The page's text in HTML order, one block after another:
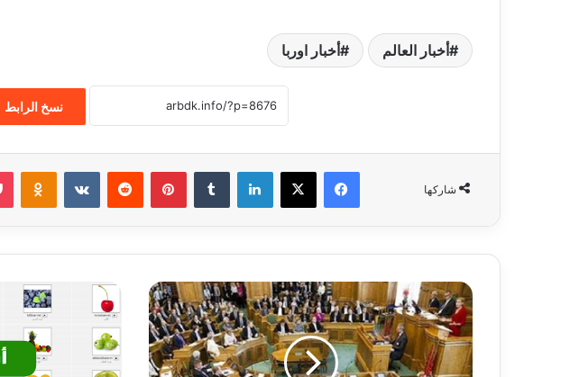
أخبار العالم أخبار اوربا
نسخ الرابط
شاركها
فيسبوك ‫X لينكدإن بينتيريست ‏VKontakte
و
ف
د
د
ن
أ
س
م
ا